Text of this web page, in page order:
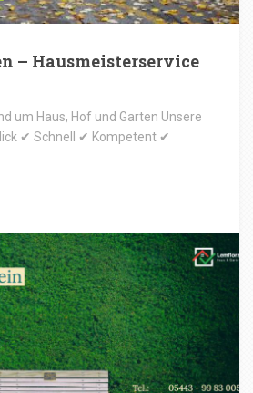
– Hausmeisterservice
um Haus, Hof und Garten Unsere
✔ Schnell ✔ Kompetent ✔